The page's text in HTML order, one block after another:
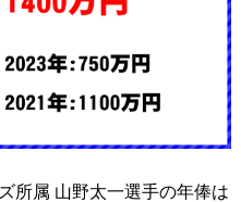
所属 山野太一選手の年俸は